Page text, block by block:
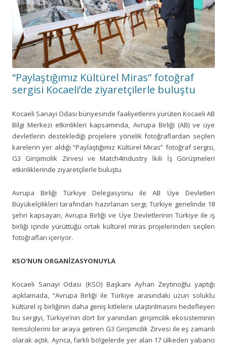
“Paylaştığımız Kültürel Miras” fotoğraf
sergisi Kocaeli’de ziyaretçilerle buluştu
Kocaeli Sanayi Odası bünyesinde faaliyetlerini yürüten Kocaeli AB
Bilgi Merkezi etkinlikleri kapsamında, Avrupa Birliği (AB) ve üye
devletlerin desteklediği projelere yönelik fotoğraflardan seçilen
karelerin yer aldığı “Paylaştığımız Kültürel Miras” fotoğraf sergisi,
G3 Girişimcilik Zirvesi ve Match4Industry İkili İş Görüşmeleri
etkinliklerinde ziyaretçilerle buluştu.
Avrupa Birliği Türkiye Delegasyonu ile AB Üye Devletleri
Büyükelçilikleri tarafından hazırlanan sergi; Türkiye genelinde 18
şehri kapsayan, Avrupa Birliği ve Üye Devletlerinin Türkiye ile iş
birliği içinde yürüttüğü ortak kültürel miras projelerinden seçilen
fotoğrafları içeriyor.
KSO’NUN ORGANİZASYONUYLA
Kocaeli Sanayi Odası (KSO) Başkanı Ayhan Zeytinoğlu yaptığı
açıklamada, “Avrupa Birliği ile Türkiye arasındaki uzun soluklu
kültürel iş birliğinin daha geniş kitlelere ulaştırılmasını hedefleyen
bu sergiyi, Türkiye’nin dört bir yanından girişimcilik ekosisteminin
temsilcilerini bir araya getiren G3 Girişimcilik Zirvesi ile eş zamanlı
olarak açtık. Ayrıca, farklı bölgelerde yer alan 17 ülkeden yabancı